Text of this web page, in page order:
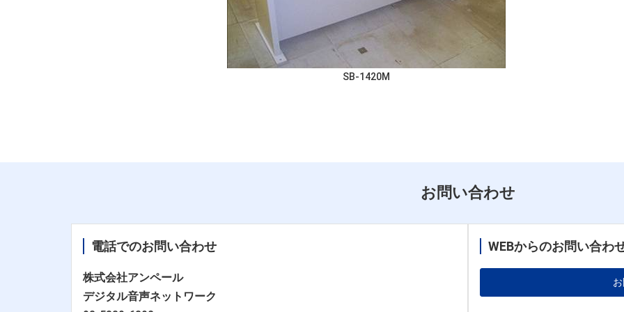
SB-1420M
お問い合わせ
電話でのお問い合わせ
株式会社アンペール
デジタル音声ネットワーク
WEBからのお問い合わ